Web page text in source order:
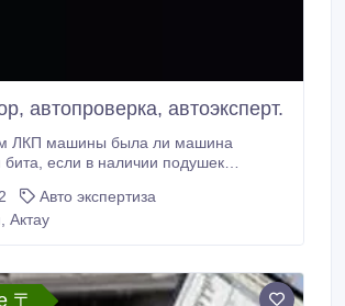
автопроверка, автоэксперт.
ЛКП машины была ли машина
подушек
2. Делаем диагностику
в блоках.
Авто экспертиза
Актау
〒